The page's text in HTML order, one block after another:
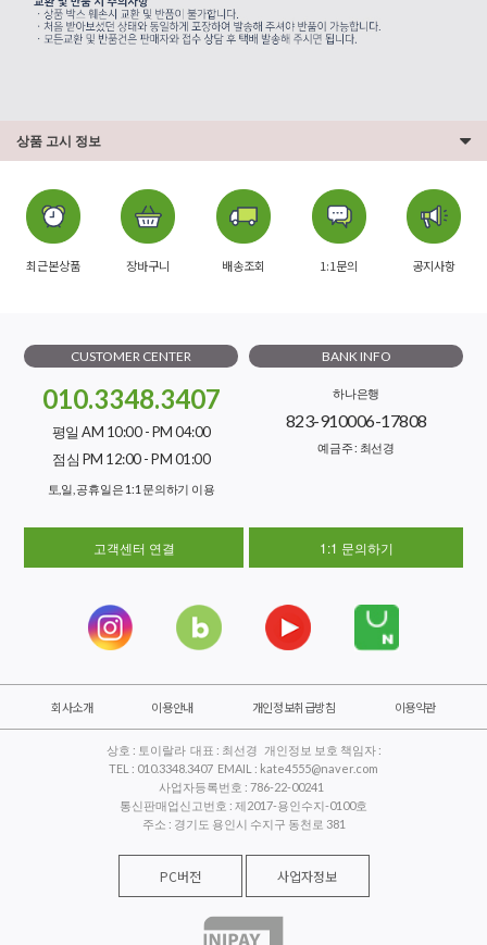
상품 고시 정보
최근본상품 장바구니 배송조회 1:1문의 공지사항
CUSTOMER CENTER
010.3348.3407
평일 AM 10:00 - PM 04:00
점심 PM 12:00 - PM 01:00
토,일, 공휴일은 1:1 문의하기 이용
BANK INFO
하나은행
823-910006-17808
예금주 : 최선경
고객센터 연결 1:1 문의하기
회사소개 이용안내 개인정보취급방침 이용약관
상호 : 토이랄라 대표 : 최선경 개인정보 보호 책임자 :
TEL : 010.3348.3407 EMAIL : kate4555@naver.com
사업자등록번호 : 786-22-00241
통신판매업신고번호 : 제2017-용인수지-0100호
주소 : 경기도 용인시 수지구 동천로 381
PC버전 사업자정보